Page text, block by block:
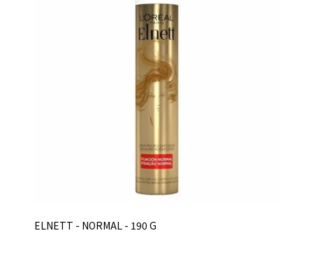
ELNETT - NORMAL - 190 G